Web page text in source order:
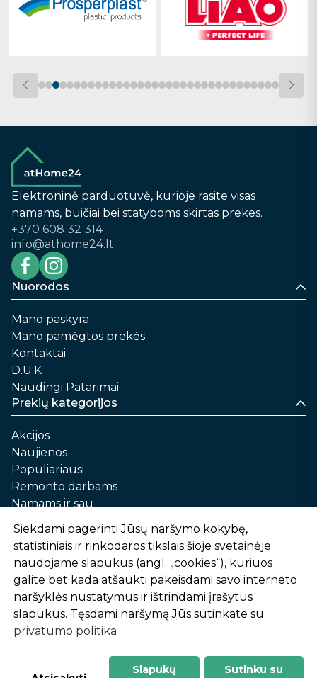
Elektroninė parduotuvė, kurioje rasite visas
namams, buičiai bei statyboms skirtas prekes.
+370 608 32 314
info@athome24.lt
Nuorodos
Mano paskyra
Mano pamėgtos prekės
Kontaktai
D.U.K
Naudingi Patarimai
Prekių kategorijos
Akcijos
Naujienos
Populiariausi
Remonto darbams
Namams ir sau
Automobilių priežiūrai
Sodui ir daržui
Informacija
Apie mus
Prekių pirkimo – pardavimo taisyklės
Prekių pristatymas ir atsiėmimas
Garantinis aptarnavimas ir prekių grąžinimas
Privatumo politika
Siekdami pagerinti Jūsų naršymo kokybę,
statistiniais ir rinkodaros tikslais šioje svetainėje
naudojame slapukus (angl. „cookies“), kuriuos
galite bet kada atšaukti pakeisdami savo interneto
naršyklės nustatymus ir ištrindami įrašytus
slapukus. Tęsdami naršymą Jūs sutinkate su
privatumo politika
Slapukų Sutinku su